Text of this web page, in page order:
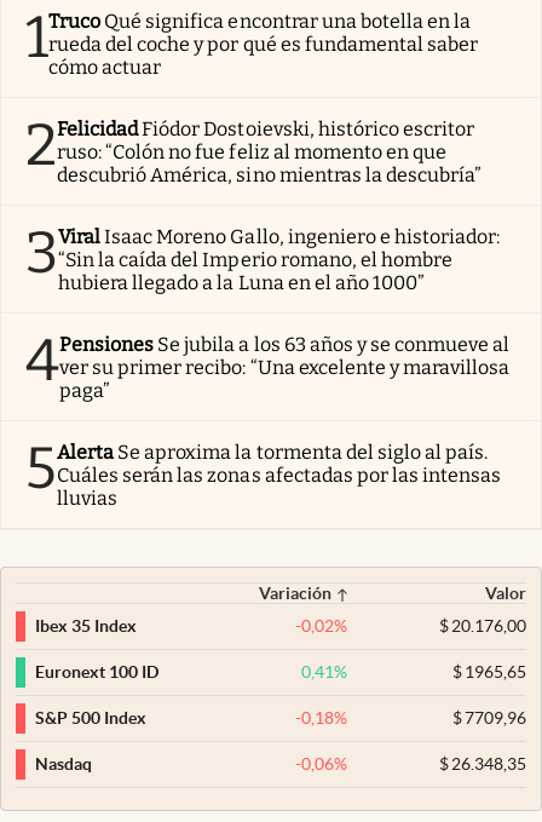
1Truco Qué significa encontrar una botella en la
rueda del coche y por qué es fundamental saber
cómo actuar
2FelicidadFiódor Dostoievski, histórico escritor
ruso: “Colón no fue feliz al momento en que
descubrió América, sino mientras la descubría”
3ViralIsaac Moreno Gallo, ingeniero e historiador:
“Sin la caída del Imperio romano, el hombre
hubiera llegado a la Luna en el año 1000”
4Pensiones Se jubila a los 63 años y se conmueve al
ver su primer recibo: “Una excelente y maravillosa
paga”
5Alerta Se aproxima la tormenta del siglo al país.
Cuáles serán las zonas afectadas por las intensas
lluvias
Variación
Valor
Ibex 35 Index
-0,02% $20.176,00
Euronext 100 ID 0,41% $1965,65
S&P 500 Index -0,18% $7709,96
Nasdaq -0,06% $26.348,35